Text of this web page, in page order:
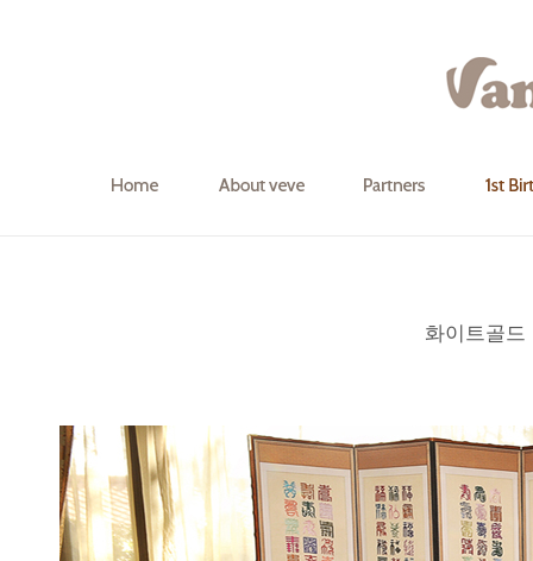
화이트골